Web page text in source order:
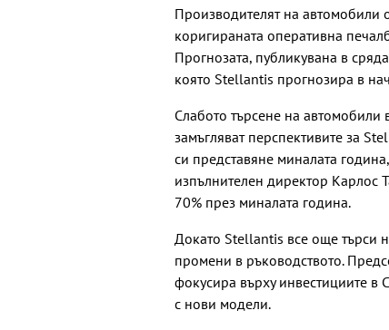
Производителят на автомобили
коригираната оперативна
Прогнозата, публикувана в
която Stellantis прогнозира в
Слабото търсене на
замъгляват перспективите за
си представяне миналата
изпълнителен директор Карлос
70% през миналата година.
Докато Stellantis все още търси
промени в ръководството.
фокусира върху инвестициите
с нови модели.